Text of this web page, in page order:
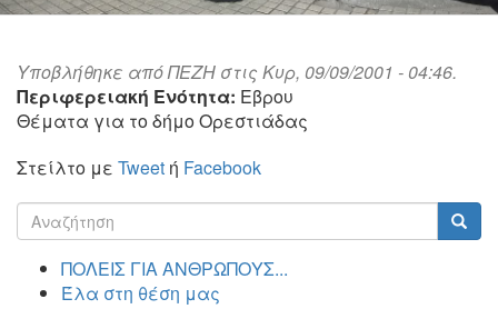
Υποβλήθηκε απόΠΕΖΗ στις Κυρ, 09/09/2001 - 04:46.
Περιφερειακή Ενότητα: Εβρου
Θέματα για το δήμο Ορεστιάδας
Στείλτο με Tweet ή Facebook
Φόρμα
αναζήτησης
ΠΟΛΕΙΣ ΓΙΑ ΑΝΘΡΩΠΟΥΣ...
Έλα στη θέση μας